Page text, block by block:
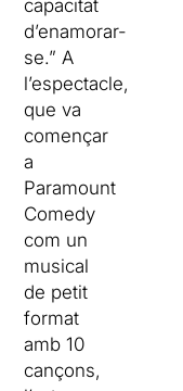
capacitat
d’enamorar-
se.” A
l’espectacle,
que va
començar
a
Paramount
Comedy
com un
musical
de petit
format
amb 10
cançons,